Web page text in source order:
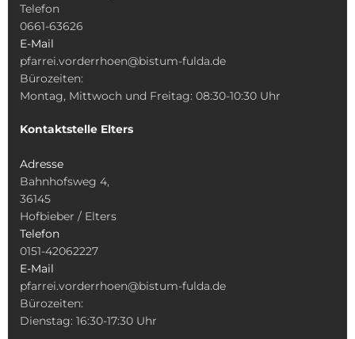
Telefon
0661-63626
E-Mail
pfarrei.vorderrhoen@bistum-fulda.de
Bürozeiten:
Montag, Mittwoch und Freitag: 08:30-10:30 Uhr
Kontaktstelle Elters
Adresse
Bahnhofsweg 4,
36145
Hofbieber / Elters
Telefon
0151-42062227
E-Mail
pfarrei.vorderrhoen@bistum-fulda.de
Bürozeiten:
Dienstag: 16:30-17:30 Uhr